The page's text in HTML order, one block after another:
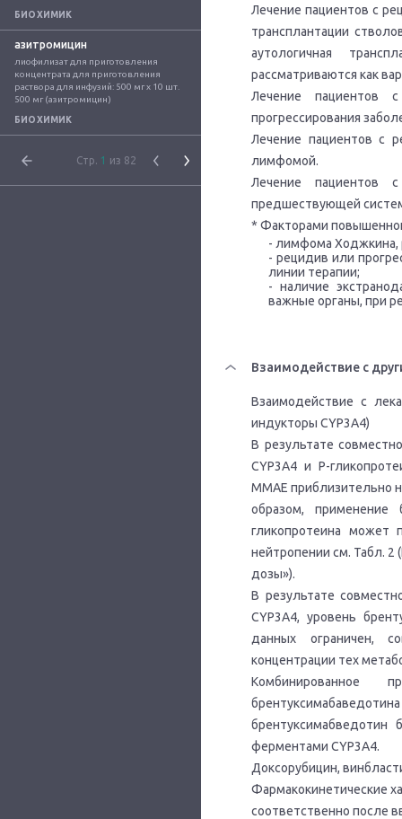
БИОХИМИК
азитромицин
лиофилизат для приготовления
концентрата для приготовления
раствора для инфузий: 500 мг x 10 шт.
500 мг (азитромицин)
БИОХИМИК
Стр. 1 из 82
Лечение пациентов с
трансплантации
аутологичная
рассматриваются как
Лечение пациентов
прогрессирования
Лечение пациентов с
лимфомой.
Лечение пациентов
предшествующей
* Факторами
- лимфома Ходжкина,
- рецидив или
линии терапии;
- наличие
важные органы, при
Взаимодействие с
Взаимодействие с
индукторы CYP3A4)
В результате
CYP3A4 и P-
MMAE приблизительно
образом, применение
гликопротеина может
нейтропении см. Табл.
дозы»).
В результате
CYP3A4, уровень
данных ограничен,
концентрации тех
Комбинированное
брентуксимабведотин
ферментами CYP3A4.
Доксорубицин,
Фармакокинетические
соответственно после